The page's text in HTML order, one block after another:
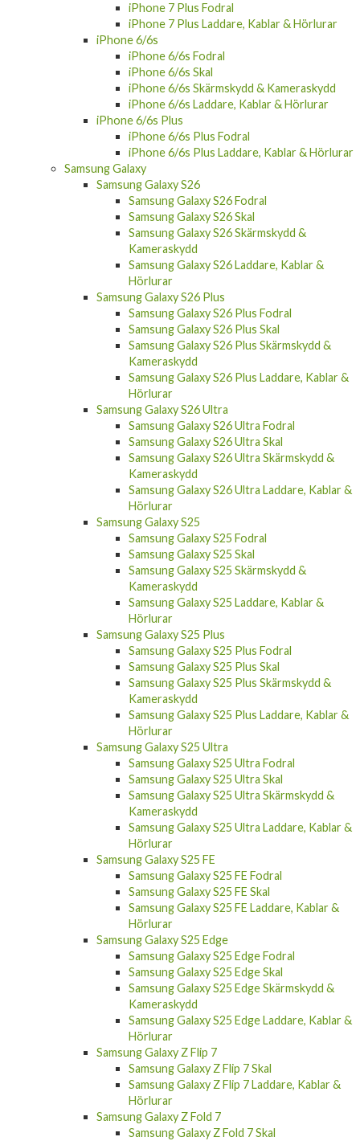
iPhone 7 Plus Fodral
iPhone 7 Plus Laddare, Kablar & Hörlurar
iPhone 6/6s
iPhone 6/6s Fodral
iPhone 6/6s Skal
iPhone 6/6s Skärmskydd & Kameraskydd
iPhone 6/6s Laddare, Kablar & Hörlurar
iPhone 6/6s Plus
iPhone 6/6s Plus Fodral
iPhone 6/6s Plus Laddare, Kablar & Hörlurar
Samsung Galaxy
Samsung Galaxy S26
Samsung Galaxy S26 Fodral
Samsung Galaxy S26 Skal
Samsung Galaxy S26 Skärmskydd &
Kameraskydd
Samsung Galaxy S26 Laddare, Kablar &
Hörlurar
Samsung Galaxy S26 Plus
Samsung Galaxy S26 Plus Fodral
Samsung Galaxy S26 Plus Skal
Samsung Galaxy S26 Plus Skärmskydd &
Kameraskydd
Samsung Galaxy S26 Plus Laddare, Kablar &
Hörlurar
Samsung Galaxy S26 Ultra
Samsung Galaxy S26 Ultra Fodral
Samsung Galaxy S26 Ultra Skal
Samsung Galaxy S26 Ultra Skärmskydd &
Kameraskydd
Samsung Galaxy S26 Ultra Laddare, Kablar &
Hörlurar
Samsung Galaxy S25
Samsung Galaxy S25 Fodral
Samsung Galaxy S25 Skal
Samsung Galaxy S25 Skärmskydd &
Kameraskydd
Samsung Galaxy S25 Laddare, Kablar &
Hörlurar
Samsung Galaxy S25 Plus
Samsung Galaxy S25 Plus Fodral
Samsung Galaxy S25 Plus Skal
Samsung Galaxy S25 Plus Skärmskydd &
Kameraskydd
Samsung Galaxy S25 Plus Laddare, Kablar &
Hörlurar
Samsung Galaxy S25 Ultra
Samsung Galaxy S25 Ultra Fodral
Samsung Galaxy S25 Ultra Skal
Samsung Galaxy S25 Ultra Skärmskydd &
Kameraskydd
Samsung Galaxy S25 Ultra Laddare, Kablar &
Hörlurar
Samsung Galaxy S25 FE
Samsung Galaxy S25 FE Fodral
Samsung Galaxy S25 FE Skal
Samsung Galaxy S25 FE Laddare, Kablar &
Hörlurar
Samsung Galaxy S25 Edge
Samsung Galaxy S25 Edge Fodral
Samsung Galaxy S25 Edge Skal
Samsung Galaxy S25 Edge Skärmskydd &
Kameraskydd
Samsung Galaxy S25 Edge Laddare, Kablar &
Hörlurar
Samsung Galaxy Z Flip 7
Samsung Galaxy Z Flip 7 Skal
Samsung Galaxy Z Flip 7 Laddare, Kablar &
Hörlurar
Samsung Galaxy Z Fold 7
Samsung Galaxy Z Fold 7 Skal